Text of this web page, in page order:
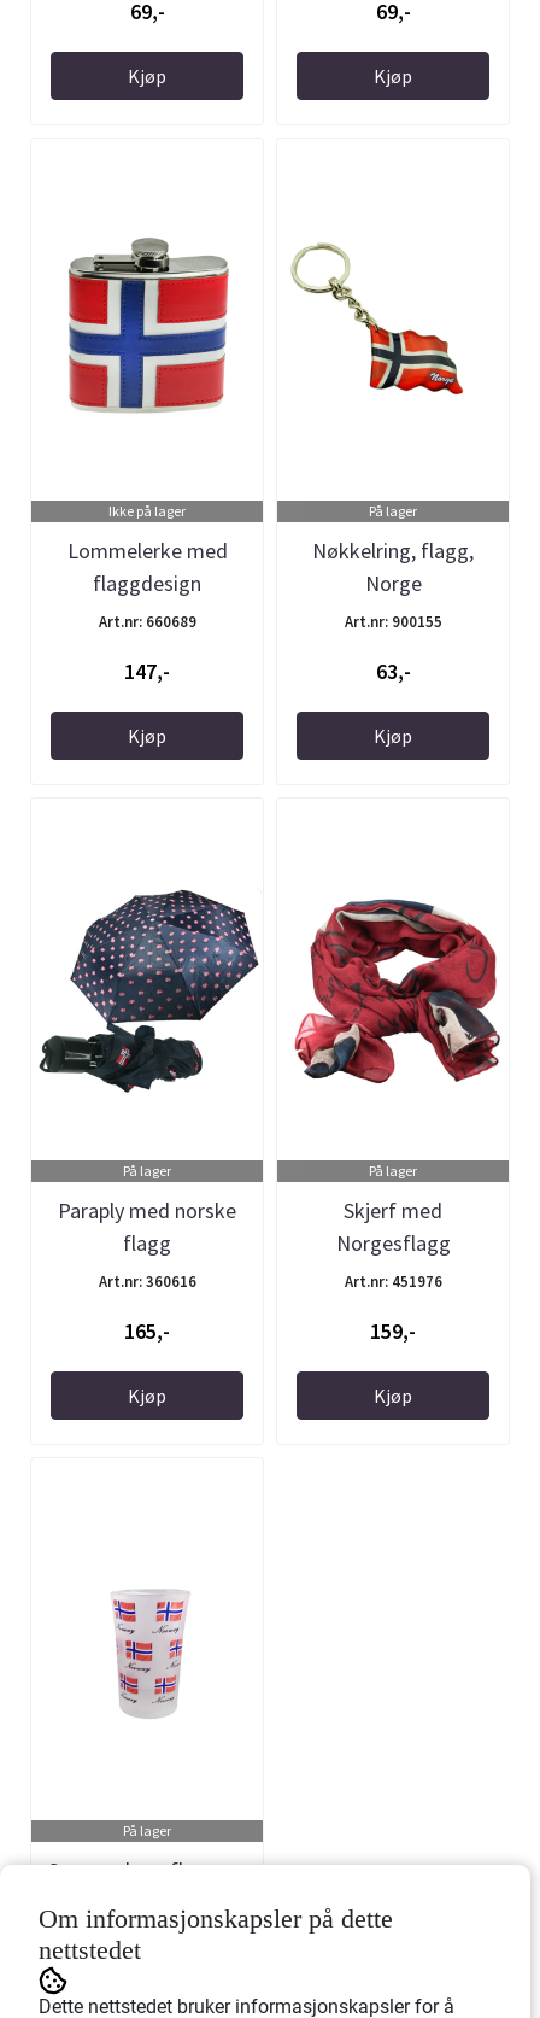
69,-
Kjøp
69,-
Kjøp
Ikke på lager
Lommelerke med
flaggdesign
Art.nr: 660689
147,-
Kjøp
På lager
Nøkkelring, flagg,
Norge
Art.nr: 900155
63,-
Kjøp
På lager
Paraply med norske
flagg
Art.nr: 360616
165,-
Kjøp
På lager
Skjerf med
Norgesflagg
Art.nr: 451976
159,-
Kjøp
På lager
Snapgsglass, flagg og
Norway
Art.nr: 709415
Om informasjonskapsler på dette
nettstedet
Dette nettstedet bruker informasjonskapsler for å